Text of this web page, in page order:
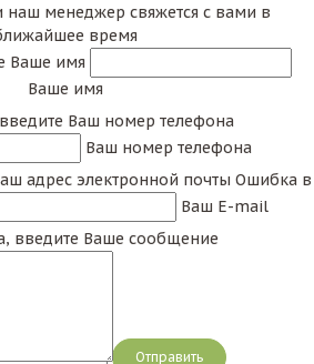
наш менеджер свяжется с вами в
время
Ваше имя
Ваше имя
Ваш номер телефона
Ваш номер телефона
адрес электронной почты Ошибка в
Ваш E-mail
введите Ваше сообщение
Сообщение